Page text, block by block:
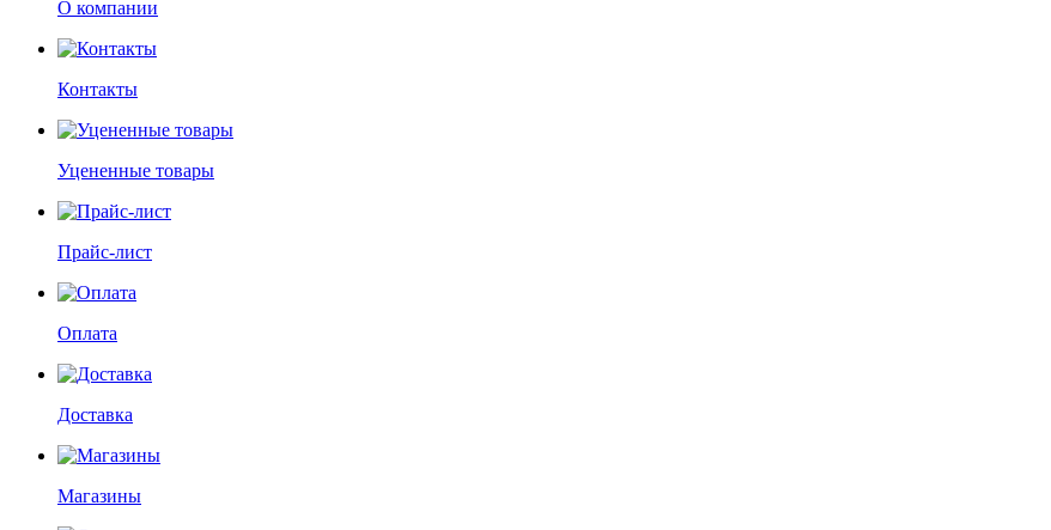
О компании
Контакты
Уцененные товары
Прайс-лист
Оплата
Доставка
Магазины